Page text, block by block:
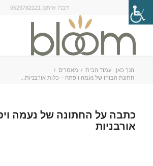
דברו איתנו 0523782121
הנך כאן: עמוד הבית / מאמרים /
חתונת הבוהו של נעמה ויפתח – כלות אורבניות...
כתבה על החתונה של נעמה
אורבניות